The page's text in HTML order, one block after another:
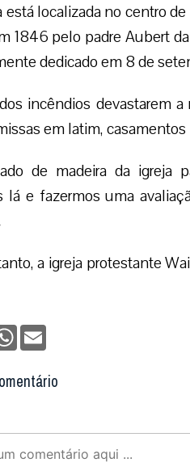
está localizada no centro
1846 pelo padre Aubert
dedicado em 8 de
incêndios devastarem
em latim,
de madeira da igreja
lá e fazermos uma
a igreja protestante
WhatsApp